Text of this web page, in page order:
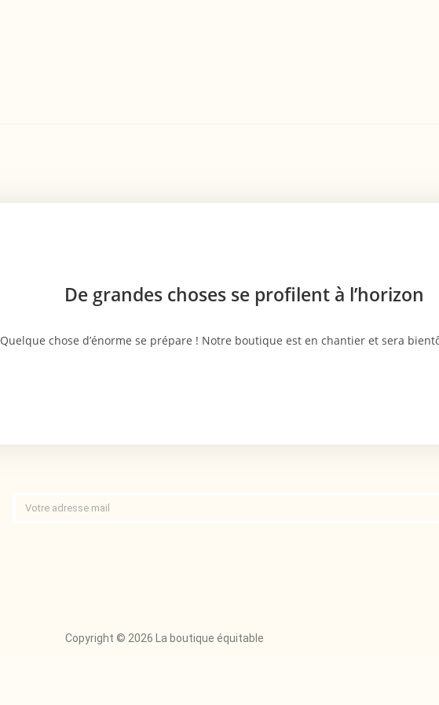
De grandes choses se profilent à l’horizon
Quelque chose d’énorme se prépare ! Notre boutique est en chantier et sera
Copyright © 2026 La boutique équitable